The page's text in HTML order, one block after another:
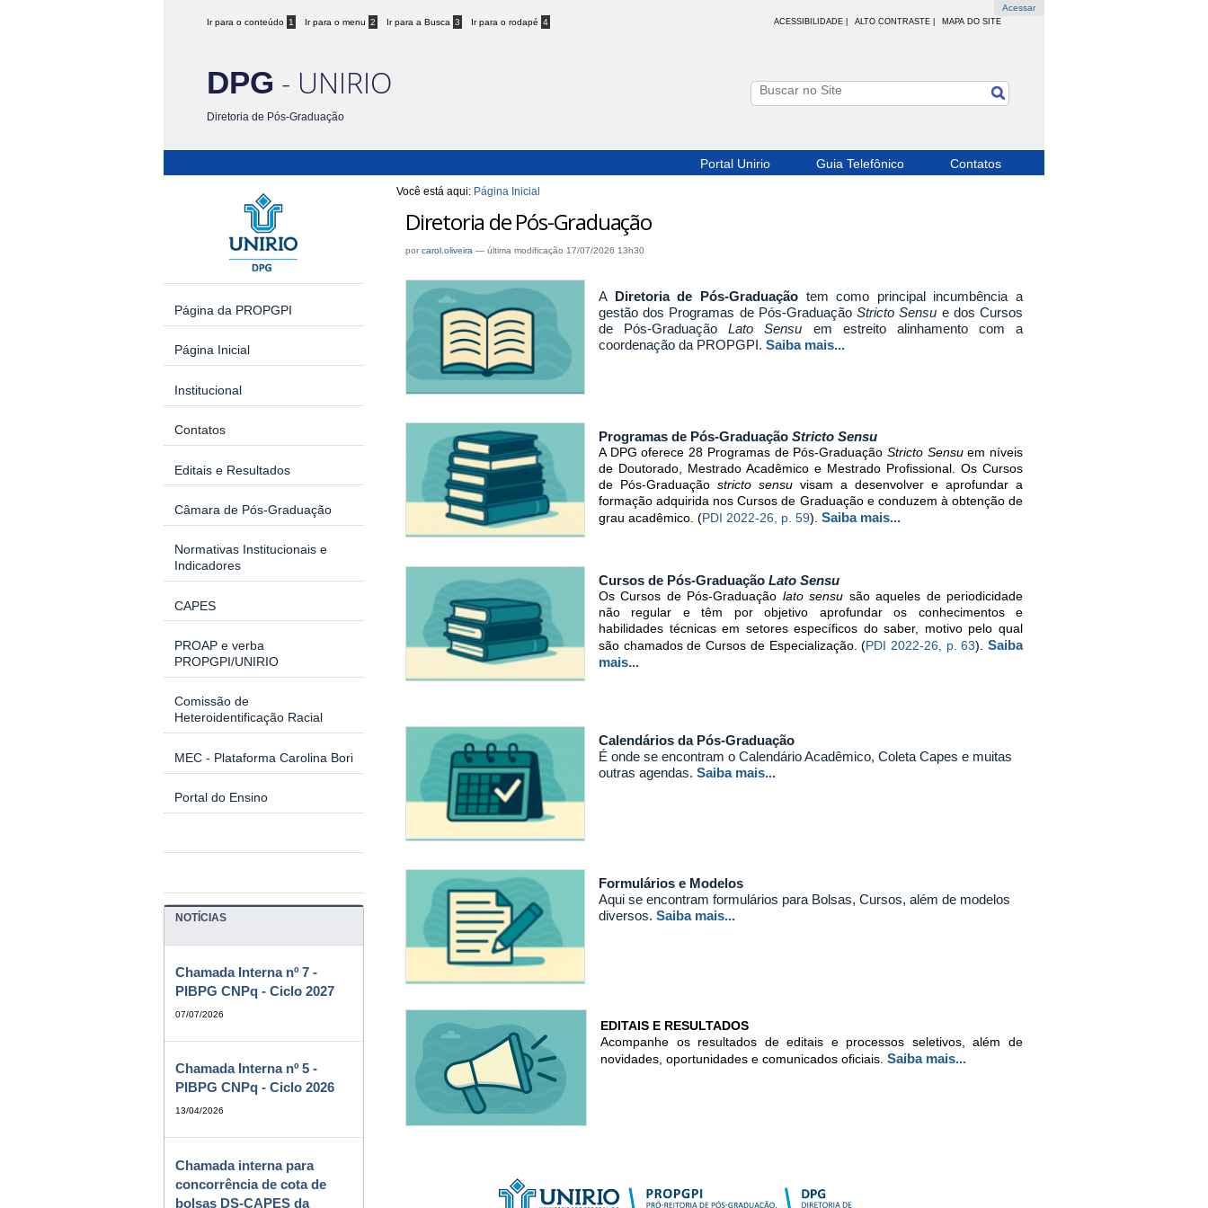
Acessar
Ir para o conteúdo 1 Ir para o menu 2 Ir para a Busca 3 Ir para o rodapé 4 ACESSIBILIDADE ALTO CONTRASTE | MAPA DO SITE
DPG - UNIRIO
Diretoria de Pós-Graduação
Portal Unirio Guia Telefônico Contatos
Página da PROPGPI
Página Inicial
Institucional
Contatos
Editais e Resultados
Câmara de Pós-Graduação
Normativas Institucionais e
Indicadores
CAPES
PROAP e verba
PROPGPI/UNIRIO
Comissão de
Heteroidentificação Racial
MEC - Plataforma Carolina Bori
Portal do Ensino
NOTÍCIAS
Chamada Interna nº 7 -
PIBPG CNPq - Ciclo 2027
07/07/2026
Chamada Interna nº 5 -
PIBPG CNPq - Ciclo 2026
13/04/2026
Chamada interna para
concorrência de cota de
bolsas DS-CAPES da
Você está aqui: Página Inicial
Diretoria de Pós-Graduação
porcarol.oliveira —última modificação 17/07/2026 13h30
A Diretoria de Pós-Graduaçãotem como principal incumbência a
gestão dos Programas de Pós-GraduaçãoStricto Sensu e dos Cursos
de Pós-GraduaçãoLato Sensu em estreito alinhamento com a
coordenação da PROPGPI.Saiba mais...
Programas de Pós-GraduaçãoStricto Sensu
A DPG oferece 28 Programas de Pós-Graduação Stricto Sensuem níveis
de Doutorado, Mestrado Acadêmico e Mestrado Profissional. Os Cursos
de Pós-Graduaçãostricto sensu visam a desenvolver e aprofundar a
formação adquirida nos Cursos de Graduação e conduzem à obtenção de
grau acadêmico. (PDI 2022-26, p. 59). Saiba mais...
Cursos de Pós-GraduaçãoLato Sensu
Os Cursos de Pós-Graduação lato sensu são aqueles de periodicidade
não regular e têm por objetivo aprofundar os conhecimentos e
habilidades técnicas em setores específicos do saber, motivo pelo qual
são chamados de Cursos de Especialização. (PDI 2022-26, p. 63). Saiba
mais...
Calendários da Pós-Graduação
É onde se encontram o Calendário Acadêmico, Coleta Capes e muitas
outras agendas.Saiba mais...
Formulários e Modelos
Aqui se encontram formulários para Bolsas, Cursos, além de modelos
diversos.Saiba mais...
EDITAIS E RESULTADOS
Acompanhe os resultados de editais e processos seletivos, além de
novidades, oportunidades e comunicados oficiais. Saiba mais...